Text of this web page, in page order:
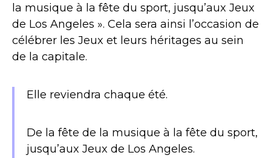
la musique à la fête du sport, jusqu’aux Jeux
de Los Angeles ». Cela sera ainsi l’occasion de
célébrer les Jeux et leurs héritages au sein
de la capitale.
Elle reviendra chaque été.
De la fête de la musique à la fête du sport,
jusqu’aux Jeux de Los Angeles.